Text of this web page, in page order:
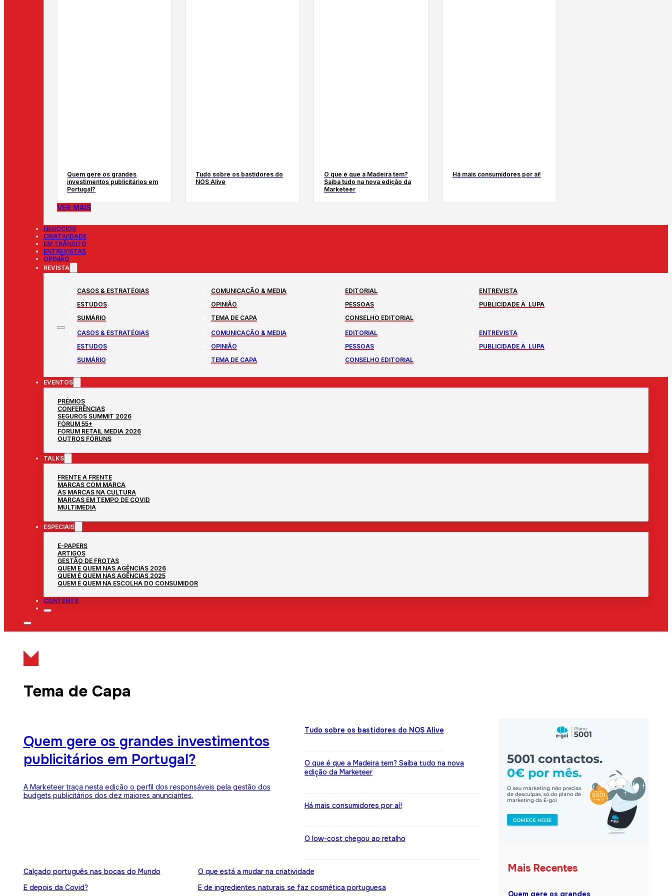
Quem gere os grandes
investimentos publicitários em
Portugal?
Tudo sobre os bastidores do
NOS Alive
O que é que a Madeira tem?
Saiba tudo na nova edição da
Marketeer
Há mais consumidores por aí!
VER MAIS
NEGÓCIOS
CRIATIVIDADE
EM TRÂNSITO
ENTREVISTAS
OPINIÃO
REVISTA
CASOS & ESTRATÉGIAS COMUNICAÇÃO & MEDIA EDITORIAL
ENTREVISTA
ESTUDOS
OPINIÃO PESSOAS
PUBLICIDADE À LUPA
SUMÁRIO
TEMA DE CAPA
CONSELHO EDITORIAL
CASOS & ESTRATÉGIAS
COMUNICAÇÃO & MEDIA EDITORIAL
ENTREVISTA
ESTUDOS
OPINIÃO PESSOAS
PUBLICIDADE À LUPA
SUMÁRIO
TEMA DE CAPA CONSELHO EDITORIAL
EVENTOS
PRÉMIOS
CONFERÊNCIAS
SEGUROS SUMMIT 2026
FÓRUM 55+
FÓRUM RETAIL MEDIA 2026
OUTROS FÓRUNS
TALKS
FRENTE A FRENTE
MARCAS COM MARCA
AS MARCAS NA CULTURA
MARCAS EM TEMPO DE COVID
MULTIMÉDIA
ESPECIAIS
E-PAPERS
ARTIGOS
GESTÃO DE FROTAS
QUEM É QUEM NAS AGÊNCIAS 2026
QUEM É QUEM NAS AGÊNCIAS 2025
QUEM É QUEM NA ESCOLHA DO CONSUMIDOR
CONTENTS
Tema de Capa
Quem gere os grandes investimentos
publicitários em Portugal?
A Marketeer traça nesta edição o perfil dos responsáveis pela gestão dos
budgets publicitários dos dez maiores anunciantes.
Tudo sobre os bastidores do NOS Alive
O que é que a Madeira tem? Saiba tudo na nova
edição da Marketeer
Há mais consumidores por aí!
O low-cost chegou ao retalho
Calçado português nas bocas do Mundo
E depois da Covid?
O que está a mudar na criatividade
E de ingredientes naturais se faz cosmética portuguesa
Mais Recentes
Quem gere os grandes